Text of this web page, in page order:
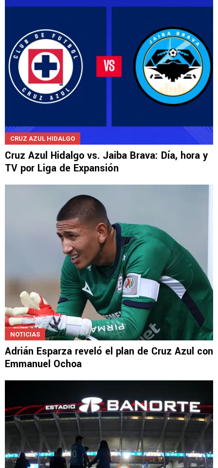
LEE TAMBIÉN
Cruz Azul Hidalgo vs. Jaiba Brava: Día, hora y
TV por Liga de Expansión
Adrián Esparza reveló el plan de Cruz Azul con
Emmanuel Ochoa